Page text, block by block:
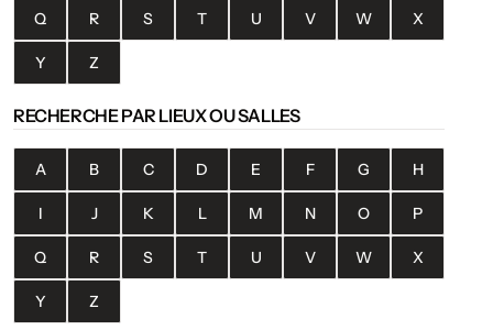
Q R S T U V W X
Y Z
RECHERCHE PAR LIEUX OU SALLES
A B C D E F G H
I J K L M N O P
Q R S T U V W X
Y Z